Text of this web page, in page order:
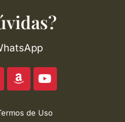
A
m
a
z
o
Y
o
u
t
u
de Uso